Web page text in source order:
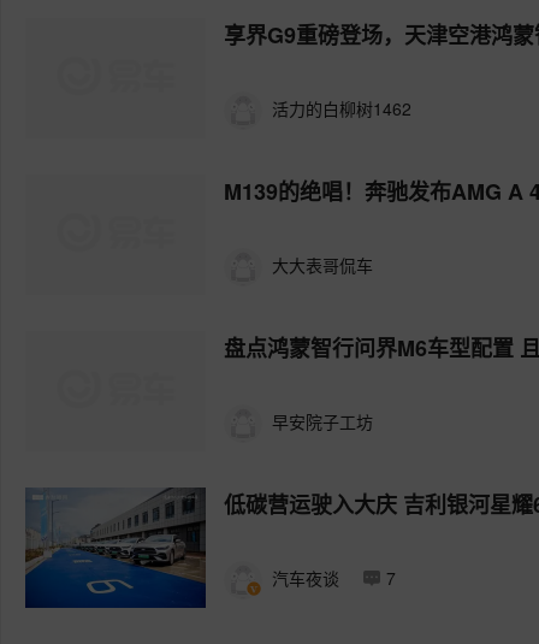
享界G9重磅登场，天津空港鸿
活力的白柳树1462
M139的绝唱！奔驰发布AMG A
大大表哥侃车
盘点鸿蒙智行问界M6车型配置
早安院子工坊
低碳营运驶入大庆 吉利银河星
汽车夜谈 7